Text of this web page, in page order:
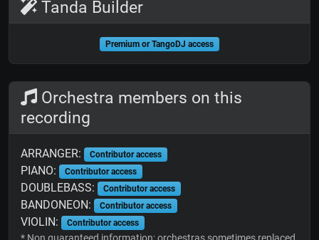
Tanda Builder
Premium or TangoDJ access
Orchestra members on this
recording
ARRANGER: Contributor access
PIANO: Contributor access
DOUBLEBASS: Contributor access
BANDONEON: Contributor access
VIOLIN: Contributor access